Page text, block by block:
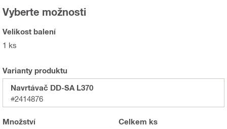
Vyberte možnosti
Velikost balení
1 ks
Varianty produktu
Navrtávač DD-SA L370
#2414876
Množství Celkem ks